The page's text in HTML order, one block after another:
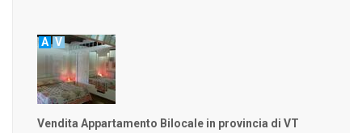
A V
Vendita Appartamento Bilocale in provincia di VT